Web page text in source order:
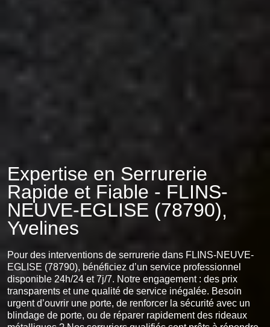
Expertise en Serrurerie
Rapide et Fiable - FLINS-
NEUVE-EGLISE (78790),
Yvelines
Pour des interventions de serrurerie dans FLINS-NEUVE-
EGLISE (78790), bénéficiez d’un service professionnel
disponible 24h/24 et 7j/7. Notre engagement : des prix
transparents et une qualité de service inégalée. Besoin
urgent d’ouvrir une porte, de renforcer la sécurité avec un
blindage de porte, ou de réparer rapidement des rideaux